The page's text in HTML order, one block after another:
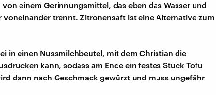
einem Gerinnungsmittel, das eben das Wasser und
voneinander trennt. Zitronensaft ist eine Alternative zum
in einen Nussmilchbeutel, mit dem Christian die
kann, sodass am Ende ein festes Stück Tofu
dann nach Geschmack gewürzt und muss ungefähr